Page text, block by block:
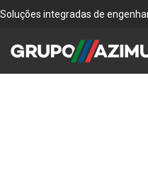
Soluções integradas de